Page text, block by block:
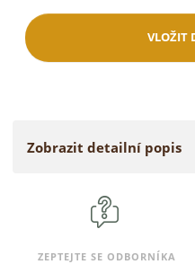
VLOŽIT
Zobrazit detailní popis
ZEPTEJTE SE ODBORNÍKA